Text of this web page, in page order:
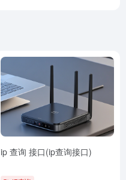
ip 查询 接口(ip查询接口)